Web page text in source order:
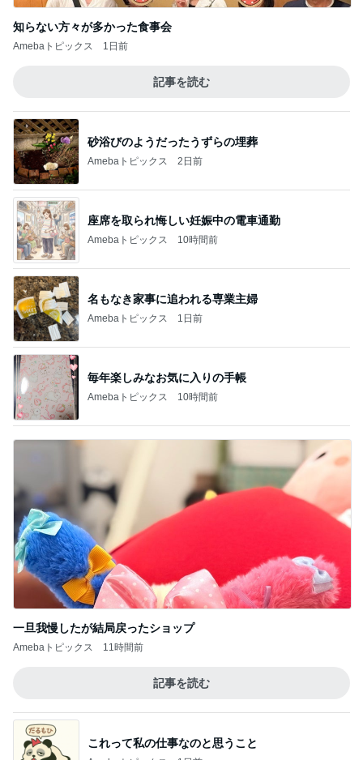
知らない方々が多かった食事会
Amebaトピックス 1日前
記事を読む
砂浴びのようだったうずらの埋葬
Amebaトピックス 2日前
座席を取られ悔しい妊娠中の電車通勤
Amebaトピックス 10時間前
名もなき家事に追われる専業主婦
Amebaトピックス 1日前
毎年楽しみなお気に入りの手帳
Amebaトピックス 10時間前
一旦我慢したが結局戻ったショップ
Amebaトピックス 11時間前
記事を読む
これって私の仕事なのと思うこと